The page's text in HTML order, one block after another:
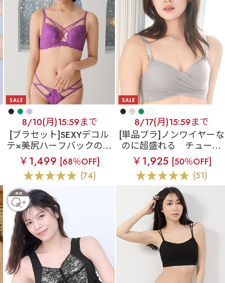
8/10(月)15:59まで
[ブラセット]SEXYデコル
テ×美尻ハーフバックのセ
ット
【アウトレット】
デコルテクロス ブラジャ
ー&ショーツ
￥1,499 [68％OFF]
(74)
8/17(月)15:59まで
[単品ブラ]ノンワイヤーな
のに超盛れる
チュール
オーバーラップ ノンワイ
ヤー 超盛ブラ(R) 単品ブ
ラジャー
￥1,925 [50％OFF]
(51)